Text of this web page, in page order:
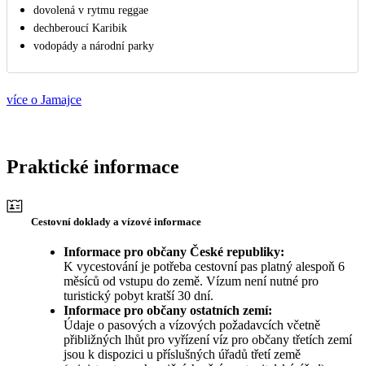
dovolená v rytmu reggae
dechberoucí Karibik
vodopády a národní parky
více o Jamajce
Praktické informace
Cestovní doklady a vízové informace
Informace pro občany České republiky:
K vycestování je potřeba cestovní pas platný alespoň 6
měsíců od vstupu do země. Vízum není nutné pro
turistický pobyt kratší 30 dní.
Informace pro občany ostatních zemí:
Údaje o pasových a vízových požadavcích včetně
přibližných lhůt pro vyřízení víz pro občany třetích zemí
jsou k dispozici u příslušných úřadů třetí země